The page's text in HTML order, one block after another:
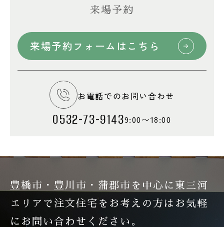
来場予約
来場予約フォームはこちら
お電話でのお問い合わせ
0532-73-91439:00〜18:00
豊橋市・豊川市・蒲郡市を中心に東三河
エリアで注文住宅を お考えの方はお気軽
にお問い合わせください。